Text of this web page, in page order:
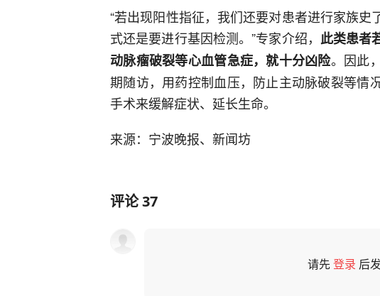
“若出现阳性指征，我们还要对患者进行家族
式还是要进行基因检测。”专家介绍， 此类患者
动脉瘤破裂等心血管急症，就十分凶险。因此
期随访，用药控制血压，防止主动脉破裂等情
手术来缓解症状、延长生命。
来源：宁波晚报、新闻坊
评论37
请先登录 后